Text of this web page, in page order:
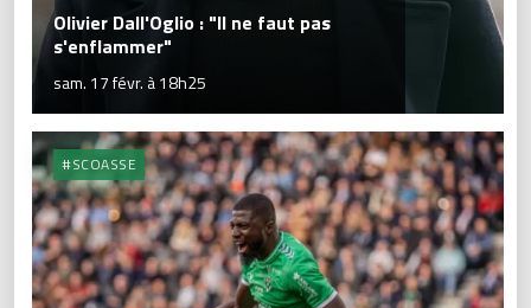
Olivier Dall'Oglio : "Il ne faut pas
s'enflammer"
sam. 17 févr. à 18h25
#SCOASSE